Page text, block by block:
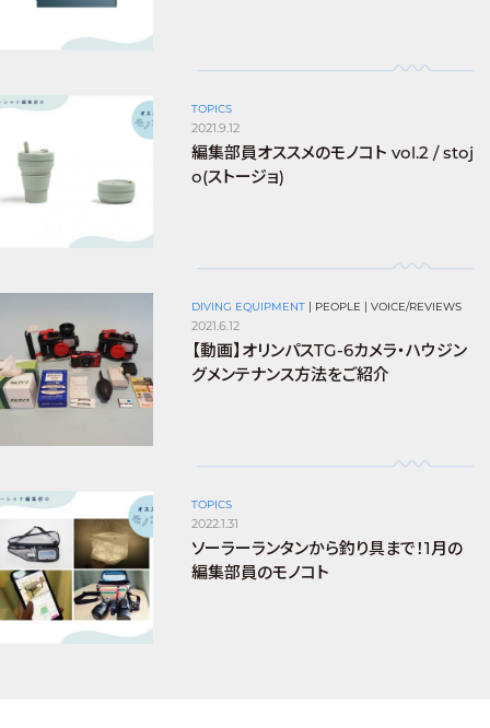
TOPICS
2021.9.12
編集部員オススメのモノコト vol.2 / stoj
o(ストージョ)
DIVING EQUIPMENT | PEOPLE |VOICE/REVIEWS
2021.6.12
【動画】オリンパスTG-6カメラ・ハウジン
グメンテナンス方法をご紹介
TOPICS
2022.1.31
ソーラーランタンから釣り具まで！1月の
編集部員のモノコト